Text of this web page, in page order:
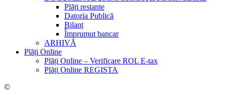
Plăți restante
Datoria Publică
Bilanț
Împrumut bancar
ARHIVĂ
Plăți Online
Plăți Online – Verificare ROL E-tax
Plăți Online REGISTA
©